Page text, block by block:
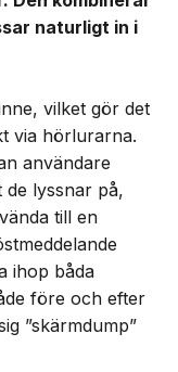
naturligt in i
vilket gör det
via hörlurarna.
användare
lyssnar på,
till en
ihop båda
före och efter
”skärmdump”